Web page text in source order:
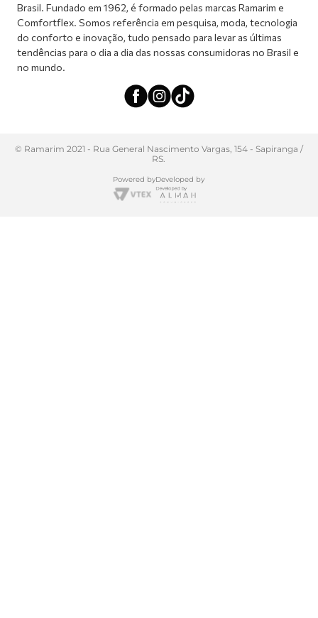
Brasil. Fundado em 1962, é formado pelas marcas Ramarim e
Comfortflex. Somos referência em pesquisa, moda, tecnologia
do conforto e inovação, tudo pensado para levar as últimas
tendências para o dia a dia das nossas consumidoras no Brasil e
no mundo.
© Ramarim 2021 - Rua General Nascimento Vargas, 154 - Sapiranga /
RS.
Powered byDeveloped by